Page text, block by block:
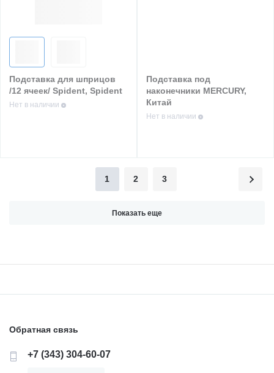
Подставка для шприцов
/12 ячеек/ Spident, Spident
Нет в наличии
Подставка под
наконечники MERCURY,
Китай
Нет в наличии
1 2 3
Показать еще
Обратная связь
+7 (343) 304-60-07